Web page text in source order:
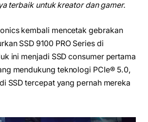
terbaik untuk kreator dan gamer.
kembali mencetak gebrakan
SSD 9100 PRO Series di
ini menjadi SSD consumer pertama
mendukung teknologi PCIe® 5.0,
SSD tercepat yang pernah mereka